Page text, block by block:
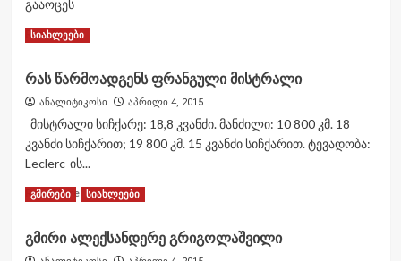
სამშვიდობო
დანაყოფების
ბრძოლა
ქართული
არმიის
საჯარისო
ნაწილებთან.
ამსახველი
გააოცეს
Read MoreRead
დონეცკის
აერპორტის
გმირები
უკრაინელი
კიბორგები
სიახლეები
რას წარმოადგენს ფრანგული მისტრალი
ანალიტიკოსი აპრილი 4, 2015
მისტრალი სიჩქარე: 18,8 კვანძი. მანძილი: 10 800 კმ. 18
კვანძი სიჩქარით; 19 800 კმ. 15 კვანძი სიჩქარით. ტევადობა:
Leclerc-ის...
Read MoreRead
რას
წარმოადგენს
გმირები სიახლეები
გმირი ალექსანდერე გრიგოლაშვილი